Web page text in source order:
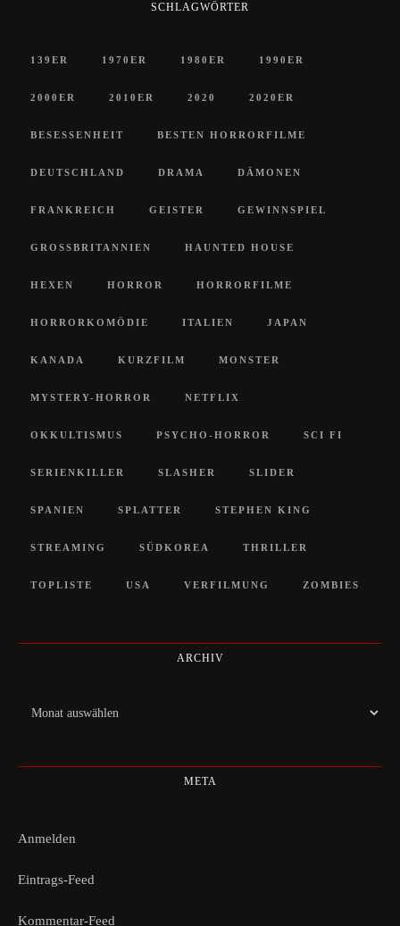
SCHLAGWÖRTER
139ER 1970ER 1980ER 1990ER
2000ER 2010ER 2020 2020ER
BESESSENHEIT BESTEN HORRORFILME
DEUTSCHLAND DRAMA DÄMONEN
FRANKREICH GEISTER GEWINNSPIEL
GROSSBRITANNIEN HAUNTED HOUSE
HEXEN HORROR HORRORFILME
HORRORKOMÖDIE ITALIEN JAPAN
KANADA KURZFILM MONSTER
MYSTERY-HORROR NETFLIX
OKKULTISMUS PSYCHO-HORROR SCI FI
SERIENKILLER SLASHER SLIDER
SPANIEN SPLATTER STEPHEN KING
STREAMING SÜDKOREA THRILLER
TOPLISTE USA VERFILMUNG ZOMBIES
ARCHIV
Archiv
META
Anmelden
Eintrags-Feed
Kommentar-Feed